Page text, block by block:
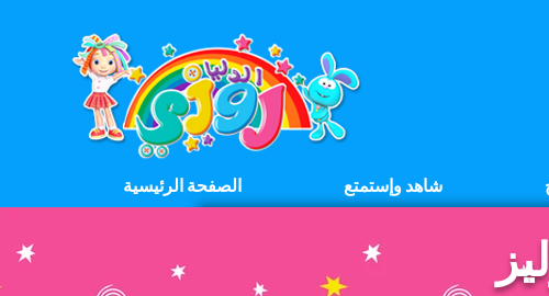
الصفحة الرئيسية شاهد وإستمتع